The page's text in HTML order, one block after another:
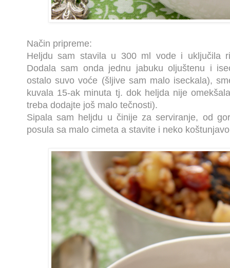
Način pripreme:
Heljdu sam stavila u 300 ml vode i uključila
Dodala sam onda jednu jabuku oljuštenu i
ostalo suvo voće (šljive sam malo iseckala),
kuvala 15-ak minuta tj. dok heljda nije
treba dodajte još malo tečnosti).
Sipala sam heljdu u činije za serviranje, od
posula sa malo cimeta a stavite i neko